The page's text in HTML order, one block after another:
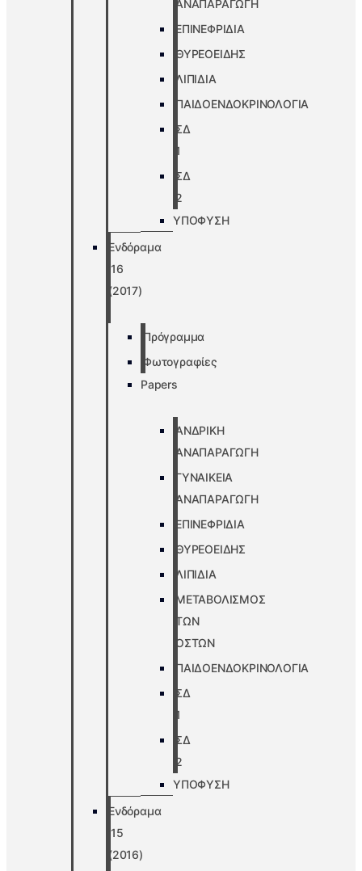
ΑΝΑΠΑΡΑΓΩΓΗ
ΕΠΙΝΕΦΡΙΔΙΑ
ΘΥΡΕΟΕΙΔΗΣ
ΛΙΠΙΔΙΑ
ΠΑΙΔΟΕΝΔΟΚΡΙΝΟΛΟΓΙΑ
ΣΔ
1
ΣΔ
2
ΥΠΟΦΥΣΗ
Ενδόραμα
’16
(2017)
Πρόγραμμα
Φωτογραφίες
Papers
ΑΝΔΡΙΚΗ
ΑΝΑΠΑΡΑΓΩΓΗ
ΓΥΝΑΙΚΕΙΑ
ΑΝΑΠΑΡΑΓΩΓΗ
ΕΠΙΝΕΦΡΙΔΙΑ
ΘΥΡΕΟΕΙΔΗΣ
ΛΙΠΙΔΙΑ
ΜΕΤΑΒΟΛΙΣΜΟΣ
ΤΩΝ
ΟΣΤΩΝ
ΠΑΙΔΟΕΝΔΟΚΡΙΝΟΛΟΓΙΑ
ΣΔ
1
ΣΔ
2
ΥΠΟΦΥΣΗ
Ενδόραμα
’15
(2016)